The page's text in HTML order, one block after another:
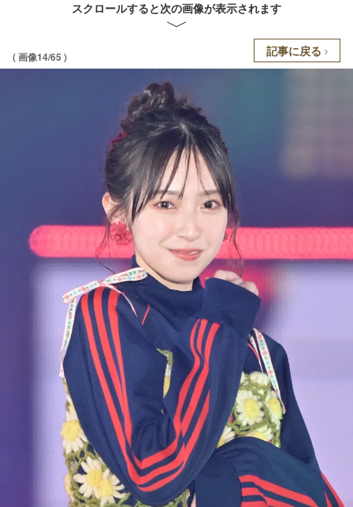
スクロールすると次の画像が表示されます
( 画像14/65 ) 記事に戻る